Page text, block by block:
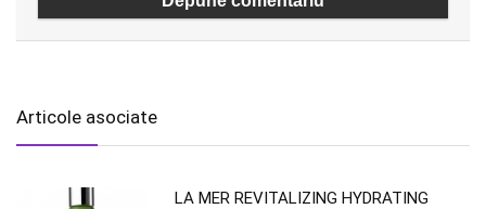
Articole asociate
LA MER REVITALIZING HYDRATING